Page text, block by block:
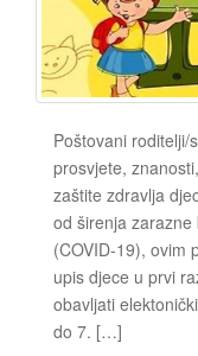
Poštovani roditelji/
prosvjete,
zaštite zdravlja
od širenja
(COVID-19), ovim
upis djece u prvi
obavljati
do 7. […]